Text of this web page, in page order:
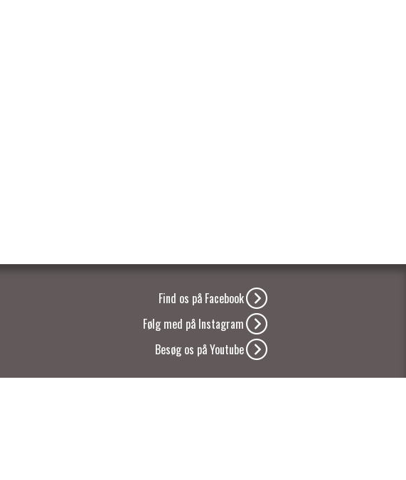
Find os på Facebook
Følg med på Instagram
Besøg os på Youtube